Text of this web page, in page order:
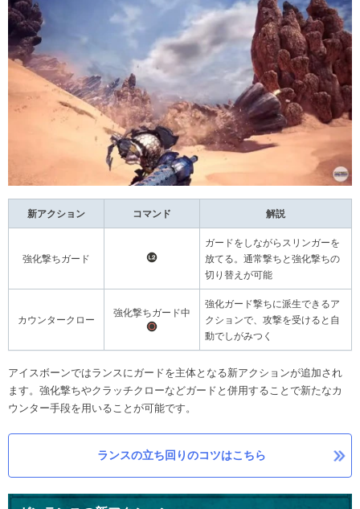
新アクション コマンド 解説
強化撃ちガード
ガードをしながらスリンガーを
放てる。通常撃ちと強化撃ちの
切り替えが可能
カウンタークロー
強化撃ちガード中
強化ガード撃ちに派生できるア
クションで、攻撃を受けると自
動でしがみつく
アイスボーンではランスにガードを主体となる新アクションが追加され
ます。強化撃ちやクラッチクローなどガードと併用することで新たなカ
ウンター手段を用いることが可能です。
ランスの立ち回りのコツはこちら